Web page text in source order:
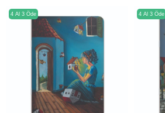
4 Al 3 Öde 4 Al 3 Öde